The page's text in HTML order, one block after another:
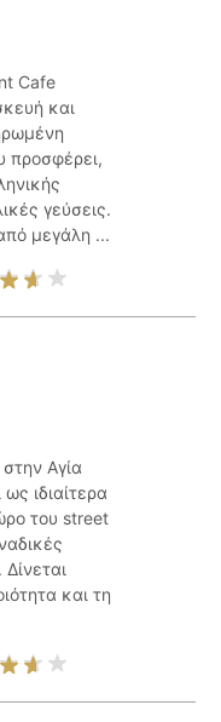
Cafe
και
προσφέρει,
γεύσεις.
μεγάλη ...
Αγία
ιδιαίτερα
του street
και τη